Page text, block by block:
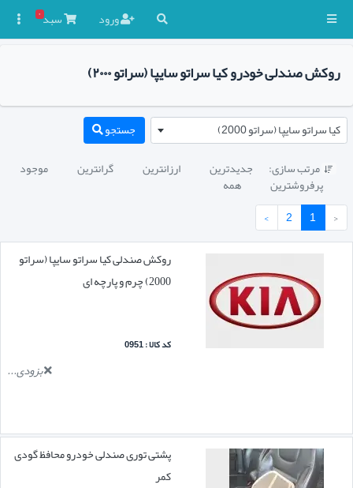
ورود سبد۰
روکش صندلی خودرو کیا سراتو سایپا (سراتو ۲۰۰۰)
کیا سراتو سایپا (سراتو 2000) جستجو
 مرتب سازی: جدیدترین ارزانترین گرانترین موجود
پرفروشترین
همه
‹
1
2
›
روکش صندلی کیا سراتو سایپا (سراتو
2000) چرم و پارچه ای
کد کالا : 0951
بزودی...
پشتی توری صندلی خودرو محافظ گودی
کمر